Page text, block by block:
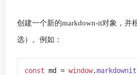
创建一个新的markdown-it对象，并
选）。例如：
const md = window.markdownit